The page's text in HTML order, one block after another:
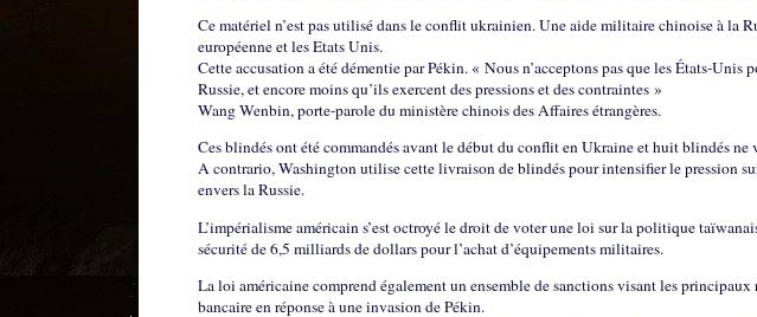
Ce matériel n’est pas utilisé dans le conflit ukrainien. Une aide militaire chinoise à la
européenne et les Etats Unis.
Cette accusation a été démentie par Pékin. « Nous n’acceptons pas que les États-
Russie, et encore moins qu’ils exercent des pressions et des contraintes »
Wang Wenbin, porte-parole du ministère chinois des Affaires étrangères.
Ces blindés ont été commandés avant le début du conflit en Ukraine et huit blindés ne
A contrario, Washington utilise cette livraison de blindés pour intensifier le pression
envers la Russie.
L’impérialisme américain s’est octroyé le droit de voter une loi sur la politique
sécurité de 6,5 milliards de dollars pour l’achat d’équipements militaires.
La loi américaine comprend également un ensemble de sanctions visant les
bancaire en réponse à une invasion de Pékin.